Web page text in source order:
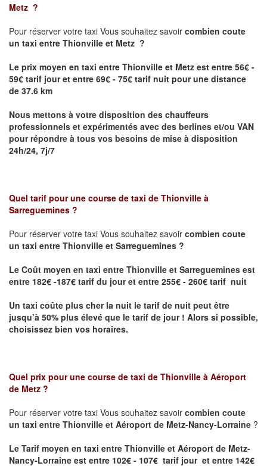
Metz ?
Pour réserver votre taxi Vous souhaitez savoir combien coute
un taxi entre Thionville et Metz ?
Le prix moyen en taxi entre Thionville et Metz est entre 56€ -
59€ tarif jour et entre 69€ - 75€ tarif nuit pour une distance
de 37.6 km
Nous mettons à votre disposition des chauffeurs
professionnels et expérimentés avec des berlines et/ou VAN
pour répondre à tous vos besoins de mise à disposition
24h/24, 7j/7
Quel tarif pour une course de taxi de Thionville à
Sarreguemines ?
Pour réserver votre taxi Vous souhaitez savoir combien coute
un taxi entre Thionville et Sarreguemines ?
Le Coût moyen en taxi entre Thionville et Sarreguemines est
entre 182€ -187€ tarif du jour et entre 255€ - 260€ tarif nuit
Un taxi coûte plus cher la nuit le tarif de nuit peut être
jusqu’à 50% plus élevé que le tarif de jour ! Alors si possible,
choisissez bien vos horaires.
Quel prix pour une course de taxi de Thionville à Aéroport
de Metz ?
Pour réserver votre taxi Vous souhaitez savoir combien coute
un taxi entre Thionville et Aéroport de Metz-Nancy-Lorraine ?
Le Tarif moyen en taxi entre Thionville et Aéroport de Metz-
Nancy-Lorraine est entre 102€ - 107€ tarif jour et entre 142€